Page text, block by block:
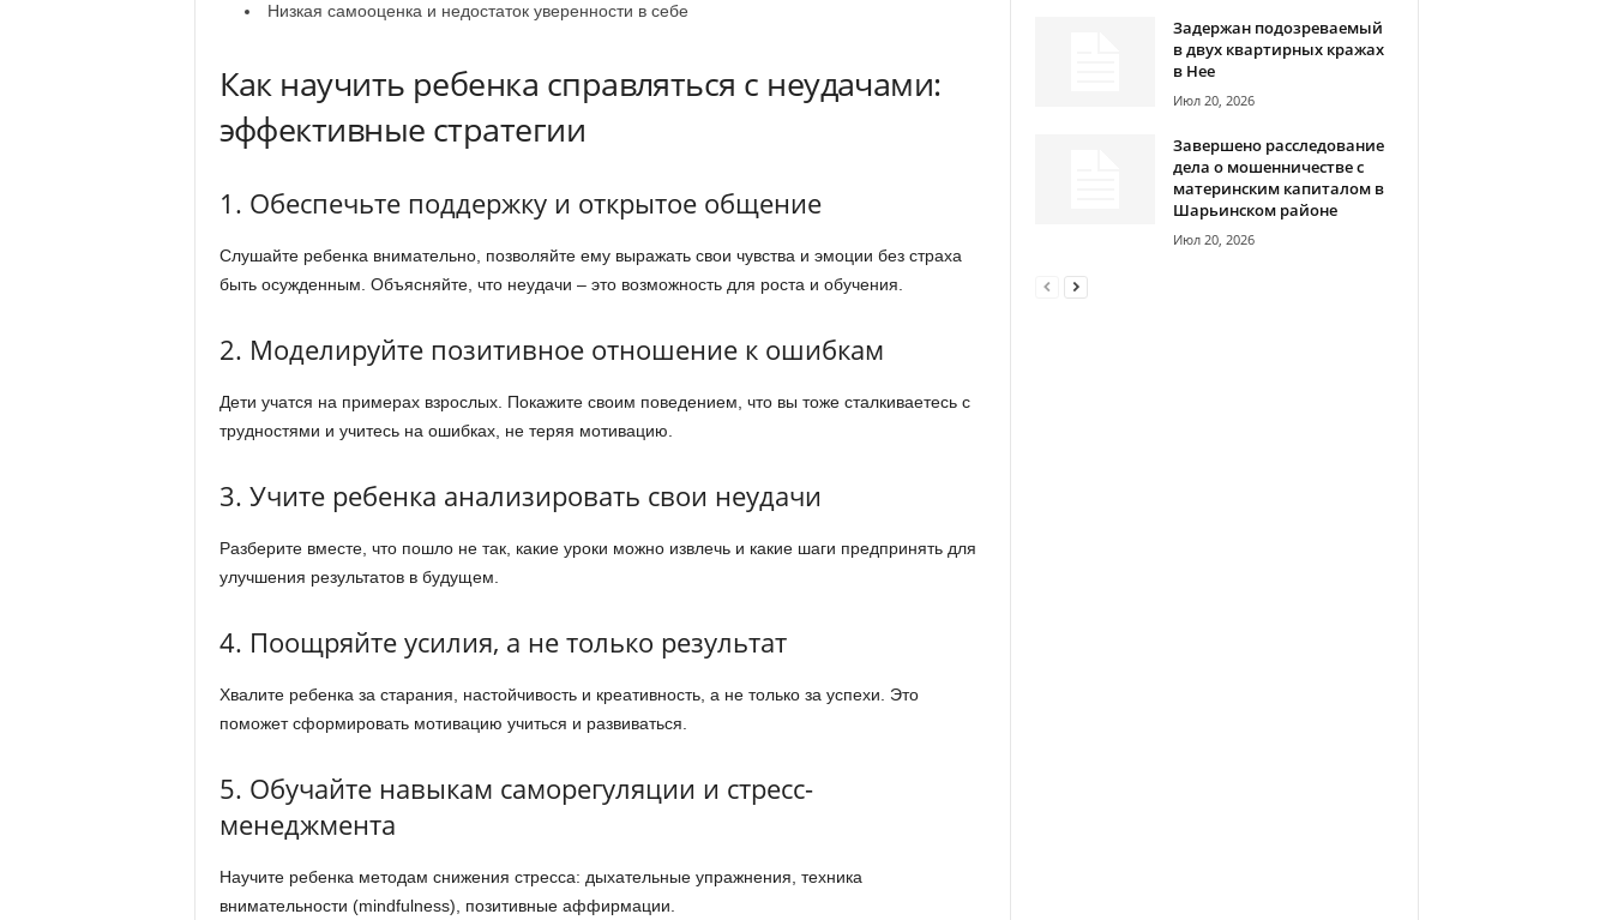
Низкая самооценка и недостаток уверенности в себе
Как научить ребенка справляться с неудачами:
эффективные стратегии
1. Обеспечьте поддержку и открытое общение
Слушайте ребенка внимательно, позволяйте ему выражать свои чувства и эмоции без страха
быть осужденным. Объясняйте, что неудачи – это возможность для роста и обучения.
2. Моделируйте позитивное отношение к ошибкам
Дети учатся на примерах взрослых. Покажите своим поведением, что вы тоже сталкиваетесь с
трудностями и учитесь на ошибках, не теряя мотивацию.
3. Учите ребенка анализировать свои неудачи
Разберите вместе, что пошло не так, какие уроки можно извлечь и какие шаги предпринять для
улучшения результатов в будущем.
4. Поощряйте усилия, а не только результат
Хвалите ребенка за старания, настойчивость и креативность, а не только за успехи. Это
поможет сформировать мотивацию учиться и развиваться.
5. Обучайте навыкам саморегуляции и стресс-
менеджмента
Научите ребенка методам снижения стресса: дыхательные упражнения, техника
внимательности (mindfulness), позитивные аффирмации.
Задержан подозреваемый
в двух квартирных кражах
в Нее
Июл 20, 2026
Завершено расследование
дела о мошенничестве с
материнским капиталом в
Шарьинском районе
Июл 20, 2026